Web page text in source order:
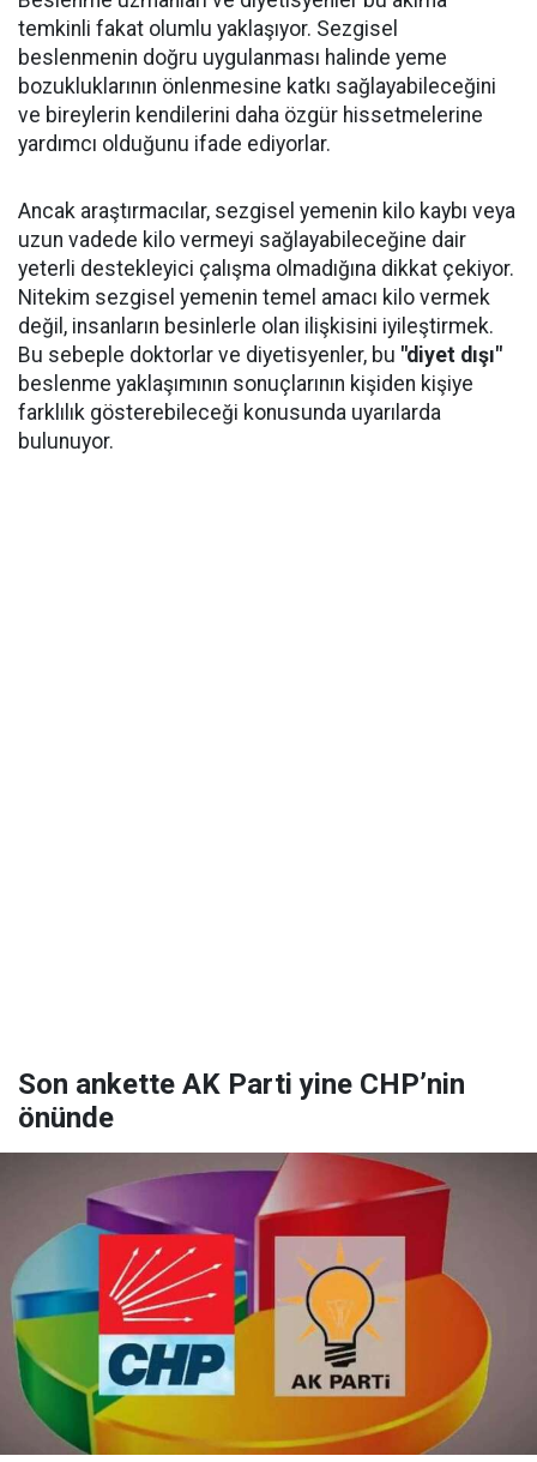
temkinli fakat olumlu yaklaşıyor. Sezgisel
beslenmenin doğru uygulanması halinde yeme
bozukluklarının önlenmesine katkı sağlayabileceğini
ve bireylerin kendilerini daha özgür hissetmelerine
yardımcı olduğunu ifade ediyorlar.
Ancak araştırmacılar, sezgisel yemenin kilo kaybı veya
uzun vadede kilo vermeyi sağlayabileceğine dair
yeterli destekleyici çalışma olmadığına dikkat çekiyor.
Nitekim sezgisel yemenin temel amacı kilo vermek
değil, insanların besinlerle olan ilişkisini iyileştirmek.
Bu sebeple doktorlar ve diyetisyenler, bu "diyet dışı"
beslenme yaklaşımının sonuçlarının kişiden kişiye
farklılık gösterebileceği konusunda uyarılarda
bulunuyor.
Son ankette AK Parti yine CHP’nin
önünde